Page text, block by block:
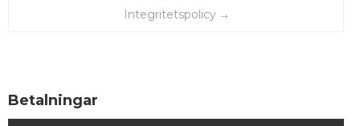
Integritetspolicy
Betalningar